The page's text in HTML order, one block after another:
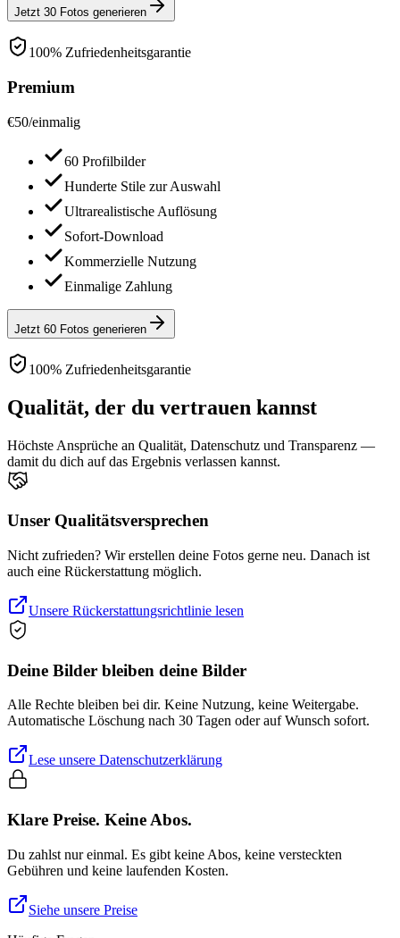
Jetzt 30 Fotos generieren
100% Zufriedenheitsgarantie
Premium
€50/einmalig
60 Profilbilder
Hunderte Stile zur Auswahl
Ultrarealistische Auflösung
Sofort-Download
Kommerzielle Nutzung
Einmalige Zahlung
Jetzt 60 Fotos generieren
100% Zufriedenheitsgarantie
Qualität, der du vertrauen kannst
Höchste Ansprüche an Qualität, Datenschutz und Transparenz —
damit du dich auf das Ergebnis verlassen kannst.
Unser Qualitätsversprechen
Nicht zufrieden? Wir erstellen deine Fotos gerne neu. Danach ist
auch eine Rückerstattung möglich.
Unsere Rückerstattungsrichtlinie lesen
Deine Bilder bleiben deine Bilder
Alle Rechte bleiben bei dir. Keine Nutzung, keine Weitergabe.
Automatische Löschung nach 30 Tagen oder auf Wunsch sofort.
Lese unsere Datenschutzerklärung
Klare Preise. Keine Abos.
Du zahlst nur einmal. Es gibt keine Abos, keine versteckten
Gebühren und keine laufenden Kosten.
Siehe unsere Preise